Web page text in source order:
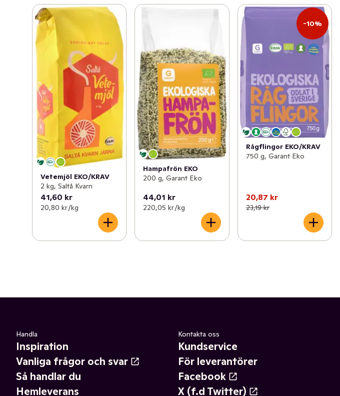
Vetemjöl EKO/KRAV
2 kg, Saltå Kvarn
41,60 kr
20,80 kr /kg
Hampafrön EKO
200 g, Garant Eko
44,01 kr
220,05 kr /kg
-10%
Rågflingor EKO/KRAV
750 g, Garant Eko
20,87 kr
23,19 kr
Handla
Inspiration
Vanliga frågor och svar
Så handlar du
Hemleverans
Kontakta oss
Kundservice
För leverantörer
Facebook
X (f.d Twitter)